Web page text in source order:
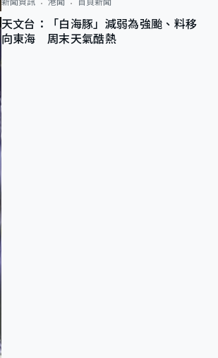
天文台：「白海豚」減弱為強颱、料移
向東海 周末天氣酷熱